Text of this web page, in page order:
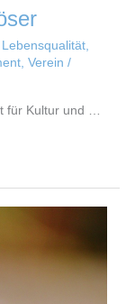
Lebensqualität,
,Verein /
für Kultur und …